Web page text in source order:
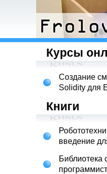
Курсы
Создание
Solidity для
Книги
введение
Библиотека